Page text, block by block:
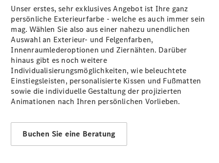
Mercedes-
Benz Store
Kompaktwagen
Alle
A-Klasse
Kompaktlimousine
Unser erstes, sehr exklusives Angebot ist Ihre ganz
persönliche Exterieurfarbe - welche es auch immer sein
mag. Wählen Sie also aus einer nahezu unendlichen
Auswahl an Exterieur- und Felgenfarben,
Innenraumlederoptionen und Ziernähten. Darüber
hinaus gibt es noch weitere
Individualisierungsmöglichkeiten, wie beleuchtete
Einstiegsleisten, personalisierte Kissen und Fußmatten
sowie die individuelle Gestaltung der projizierten
Animationen nach Ihren persönlichen Vorlieben.
Buchen Sie eine Beratung